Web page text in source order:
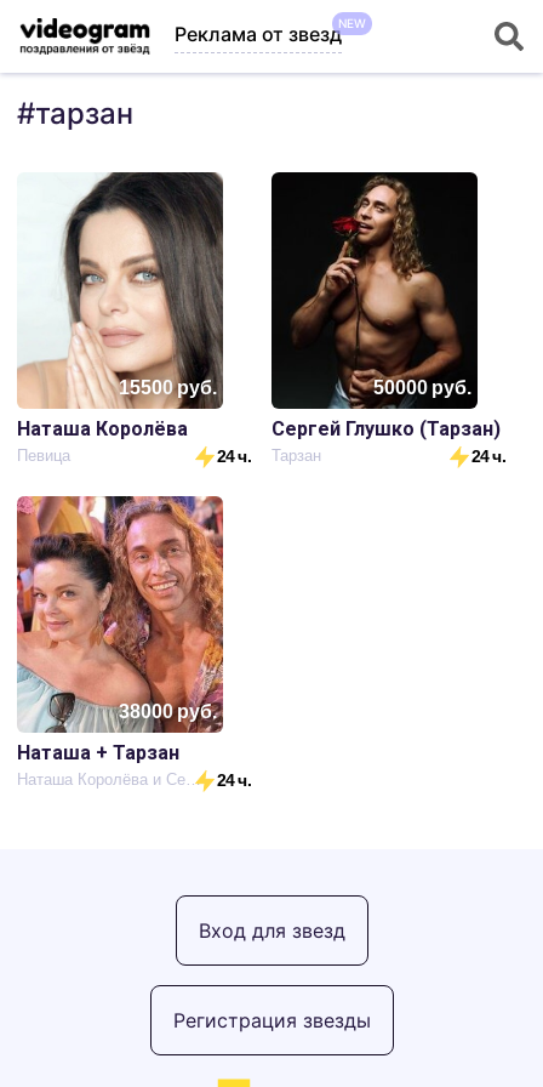
Реклама от звездNEW
#тарзан
15500руб.
Наташа Королёва
Певица 24 ч.
50000руб.
Сергей Глушко (Тарзан)
Тарзан 24 ч.
38000руб.
Наташа + Тарзан
Наташа Королёва и Сергей Глушко 24 ч.
Регистрация звезды
Вход для звезд